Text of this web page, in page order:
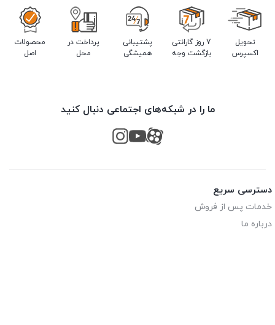
تحویل
اکسپرس
7 روز گارانتی
بازگشت وجه
پشتیبانی
همیشگی
پرداخت در
محل
محصولات
اصل
ما را در شبکه‌های اجتماعی دنبال کنید
دسترسی سریع
خدمات پس از فروش
درباره ما